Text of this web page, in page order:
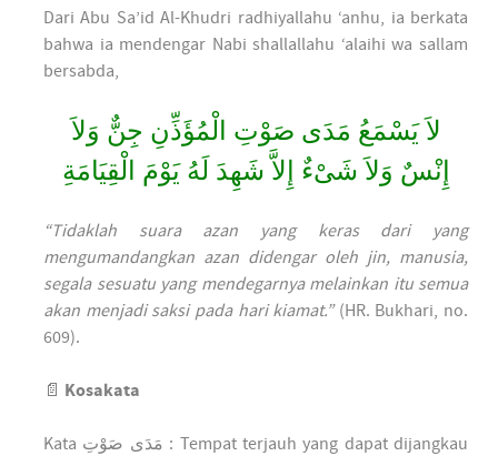
Dari Abu Sa’id Al-Khudri radhiyallahu ‘anhu, ia berkata
bahwa ia mendengar Nabi shallallahu ‘alaihi wa sallam
bersabda,
لاَ يَسْمَعُ مَدَى صَوْتِ الْمُؤَذِّنِ جِنٌّ وَلاَ
إِنْسٌ وَلاَ شَىْءٌ إِلاَّ شَهِدَ لَهُ يَوْمَ الْقِيَامَةِ
“Tidaklah suara azan yang keras dari yang
mengumandangkan azan didengar oleh jin, manusia,
segala sesuatu yang mendegarnya melainkan itu semua
akan menjadi saksi pada hari kiamat.”(HR. Bukhari, no.
609).
📄 Kosakata
Kata مَدَى صَوْتِ : Tempat terjauh yang dapat dijangkau